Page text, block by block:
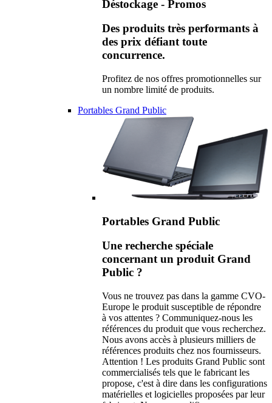
Déstockage - Promos
Des produits très performants à
des prix défiant toute
concurrence.
Profitez de nos offres promotionnelles sur
un nombre limité de produits.
Portables Grand Public
Portables Grand Public
Une recherche spéciale
concernant un produit Grand
Public ?
Vous ne trouvez pas dans la gamme CVO-
Europe le produit susceptible de répondre
à vos attentes ? Communiquez-nous les
références du produit que vous recherchez.
Nous avons accès à plusieurs milliers de
références produits chez nos fournisseurs.
Attention ! Les produits Grand Public sont
commercialisés tels que le fabricant les
propose, c'est à dire dans les configurations
matérielles et logicielles proposées par leur